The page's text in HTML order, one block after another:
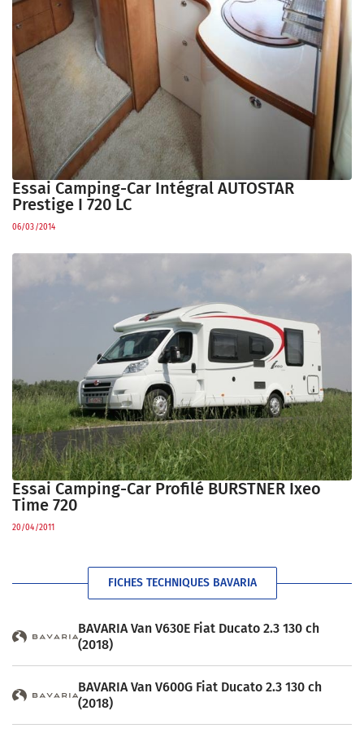
Essai Camping-Car Intégral AUTOSTAR
Prestige I 720 LC
06/03/2014
Essai Camping-Car Profilé BURSTNER Ixeo
Time 720
20/04/2011
FICHES TECHNIQUES BAVARIA
BAVARIA Van V630E Fiat Ducato 2.3 130 ch
(2018)
BAVARIA Van V600G Fiat Ducato 2.3 130 ch
(2018)